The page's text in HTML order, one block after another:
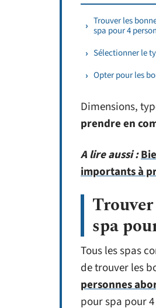
Trouver les
spa pour 4
Sélectionner le
Opter pour les
Dimensions,
prendre en
A lire aussi :
importants à
spa
Tous les spas
de trouver les
personnes
pour spa pour 4